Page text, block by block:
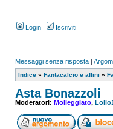
Login Iscriviti
Messaggi senza risposta |
Indice » Fantacalcio e affini »
Asta Bonazzoli
Moderatori: Molleggiato,